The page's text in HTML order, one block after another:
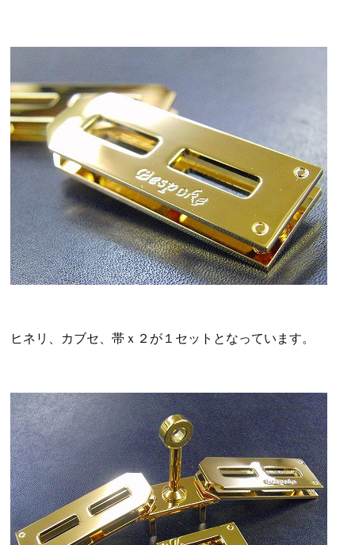
ヒネリ、カブセ、帯ｘ２が１セットとなっています。